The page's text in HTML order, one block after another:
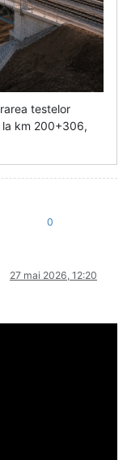
testelor
km 200+306,
0
27 mai 2026, 12:20